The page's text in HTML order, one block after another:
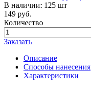
В наличии: 125 шт
149 руб.
Количество
Заказать
Описание
Способы нанесения
Характеристики